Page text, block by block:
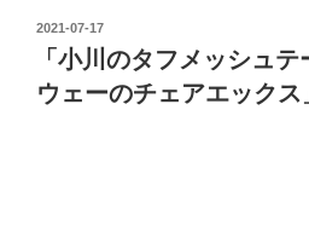
投
2021-07-17
「小川のタフメッシュ
ウェーのチェアエック